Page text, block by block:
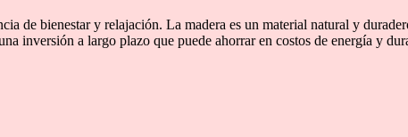
de bienestar y relajación. La madera es un material natural y
inversión a largo plazo que puede ahorrar en costos de energía y